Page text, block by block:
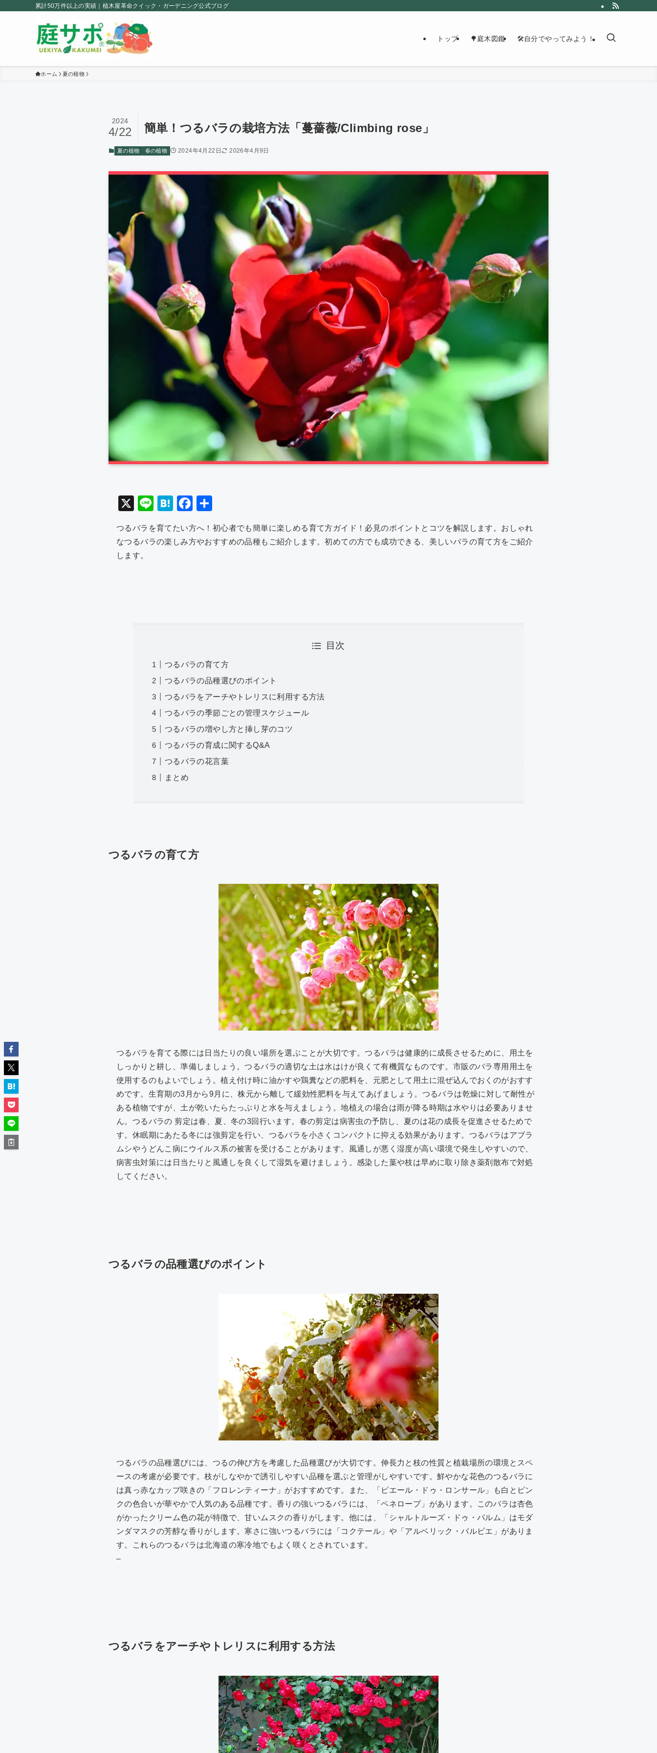
累計50万件以上の実績｜植木屋革命クイック・ガーデニング公式ブログ
トップ 🌳庭木図鑑 🛠自分でやってみよう！
ホーム 夏の植物
簡単！つるバラの栽培方法「蔓薔薇/Climbing rose」
2024
4/22
夏の植物 春の植物 2024年4月22日 2026年4月9日
X
Li
n
e
H
e
n
F
c
e
有
つるバラを育てたい方へ！初心者でも簡単に楽しめる育て方ガイド！必見のポイントとコツを解説します。おしゃれ
なつるバラの楽しみ方やおすすめの品種もご紹介します。初めての方でも成功できる、美しいバラの育て方をご紹介
します。
目次
つるバラの育て方
つるバラの品種選びのポイント
つるバラをアーチやトレリスに利用する方法
つるバラの季節ごとの管理スケジュール
つるバラの増やし方と挿し芽のコツ
つるバラの育成に関するQ&A
つるバラの花言葉
まとめ
つるバラの育て方
つるバラを育てる際には日当たりの良い場所を選ぶことが大切です。つるバラは健康的に成長させるために、用土を
しっかりと耕し、準備しましょう。つるバラの適切な土は水はけが良くて有機質なものです。市販のバラ専用用土を
使用するのもよいでしょう。植え付け時に油かすや鶏糞などの肥料を、元肥として用土に混ぜ込んでおくのがおすす
めです。生育期の3月から9月に、株元から離して緩効性肥料を与えてあげましょう。つるバラは乾燥に対して耐性が
ある植物ですが、土が乾いたらたっぷりと水を与えましょう。地植えの場合は雨が降る時期は水やりは必要ありませ
ん。つるバラの 剪定は春、夏、冬の3回行います。春の剪定は病害虫の予防し、夏のは花の成長を促進させるためで
す。休眠期にあたる冬には強剪定を行い、つるバラを小さくコンパクトに抑える効果があります。つるバラはアブラ
ムシやうどんこ病にウイルス系の被害を受けることがあります。風通しが悪く湿度が高い環境で発生しやすいので、
病害虫対策には日当たりと風通しを良くして湿気を避けましょう。感染した葉や枝は早めに取り除き薬剤散布で対処
してください。
つるバラの品種選びのポイント
つるバラの品種選びには、つるの伸び方を考慮した品種選びが大切です。伸長力と枝の性質と植栽場所の環境とスペ
ースの考慮が必要です。枝がしなやかで誘引しやすい品種を選ぶと管理がしやすいです。鮮やかな花色のつるバラに
は真っ赤なカップ咲きの「フロレンティーナ」がおすすめです。また、「ピエール・ドゥ・ロンサール」も白とピン
クの色合いが華やかで人気のある品種です。香りの強いつるバラには、「ペネロープ」があります。このバラは杏色
がかったクリーム色の花が特徴で、甘いムスクの香りがします。他には、「シャルトルーズ・ドゥ・パルム」はモダ
ンダマスクの芳醇な香りがします。寒さに強いつるバラには「コクテール」や「アルベリック・バルビエ」がありま
す。これらのつるバラは北海道の寒冷地でもよく咲くとされています。
–
つるバラをアーチやトレリスに利用する方法